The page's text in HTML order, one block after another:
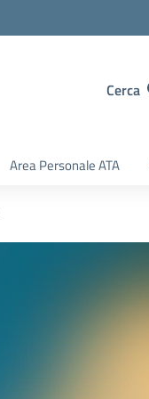
Cerca
Area Personale ATA